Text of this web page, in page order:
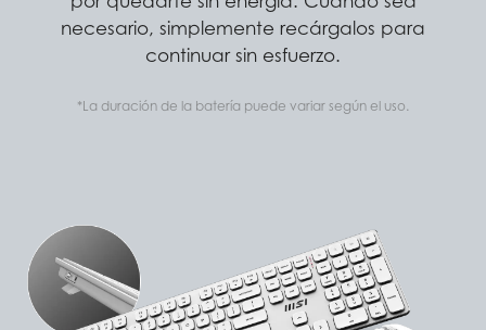
necesario, simplemente recárgalos para
continuar sin esfuerzo.
*La duración de la batería puede variar según el uso.